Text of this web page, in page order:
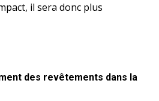
il sera donc plus
des revêtements dans la